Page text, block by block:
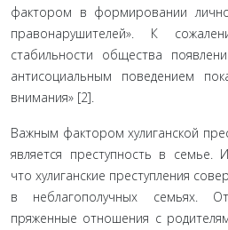
фактором в формировании
правонару­шителей». К
стабильности общества
антисоциальным поведением
внимания» [2].
Важным фактором хулиганской
является преступность в семье.
что хулиганские преступления
в неблагополучных семьях.
пряженные отношения с